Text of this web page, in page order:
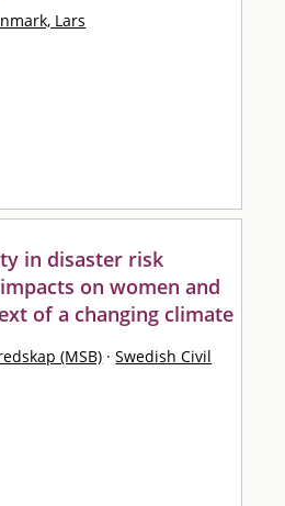
Lars
in disaster risk
on women and
of a changing climate
(MSB) · Swedish Civil